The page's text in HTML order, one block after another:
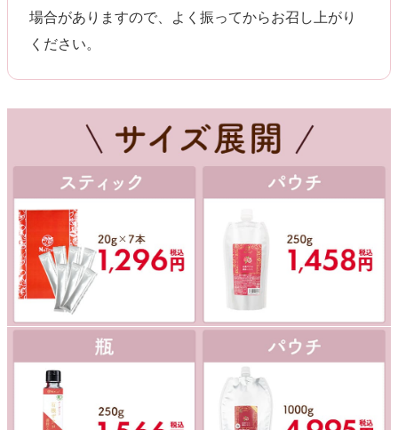
場合がありますので、よく振ってからお召し上がり
ください。